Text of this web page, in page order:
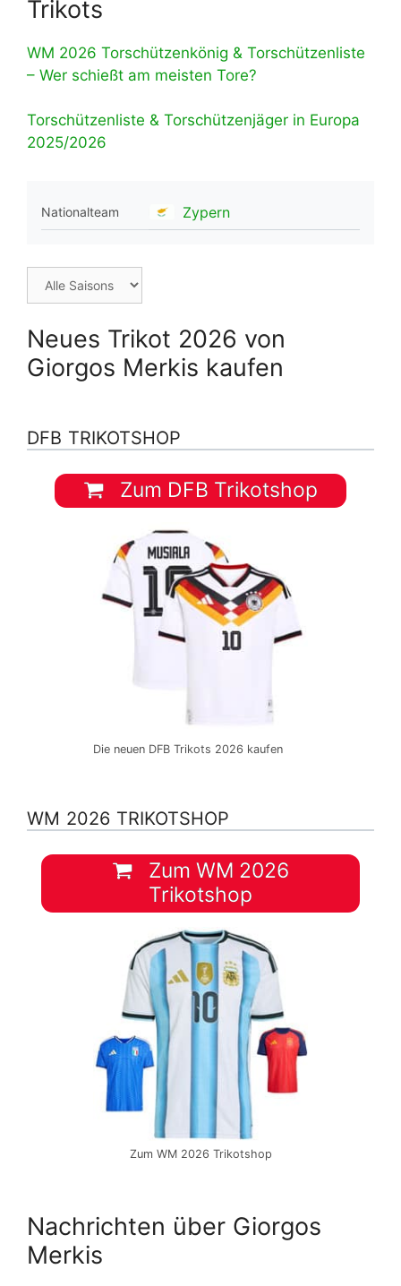
Trikots
WM 2026 Torschützenkönig & Torschützenliste
– Wer schießt am meisten Tore?
Torschützenliste & Torschützenjäger in Europa
2025/2026
Nationalteam Zypern
Neues Trikot 2026 von
Giorgos Merkis kaufen
DFB TRIKOTSHOP
Zum DFB Trikotshop
Die neuen DFB Trikots 2026 kaufen
WM 2026 TRIKOTSHOP
Zum WM 2026
Trikotshop
Zum WM 2026 Trikotshop
Nachrichten über Giorgos
Merkis